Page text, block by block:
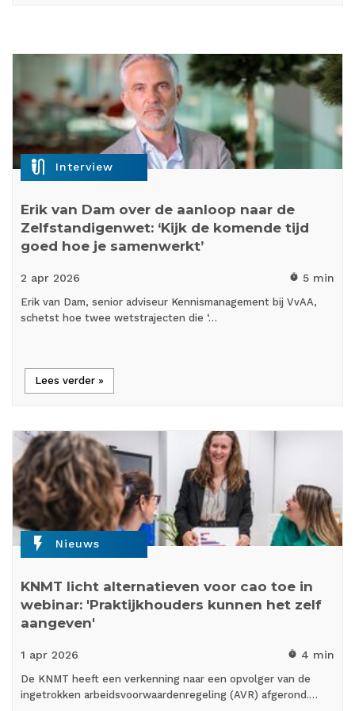
mic_external_on Interview
Erik van Dam over de aanloop naar de
Zelfstandigenwet: ‘Kijk de komende tijd
goed hoe je samenwerkt’
2 apr 2026 timer 5 min
Erik van Dam, senior adviseur Kennismanagement bij VvAA,
schetst hoe twee wetstrajecten die ‘…
Lees verder »
flash_on Nieuws
KNMT licht alternatieven voor cao toe in
webinar: 'Praktijkhouders kunnen het zelf
aangeven'
1 apr 2026 timer 4 min
De KNMT heeft een verkenning naar een opvolger van de
ingetrokken arbeidsvoorwaardenregeling (AVR) afgerond.…